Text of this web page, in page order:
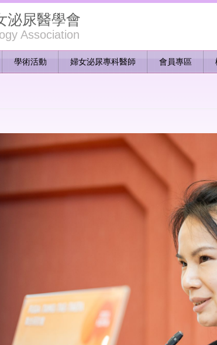
泌尿醫學會
Association
學術活動 婦女泌尿專科醫師 會員專區